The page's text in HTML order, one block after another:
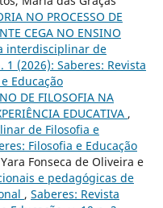
NO PROCESSO DE
CEGA NO ENSINO
interdisciplinar de
1 (2026): Saberes: Revista
Educação
DE FILOSOFIA NA
EDUCATIVA ,
de Filosofia e
Filosofia e Educação
Fonseca de Oliveira e
e pedagógicas de
, Saberes: Revista